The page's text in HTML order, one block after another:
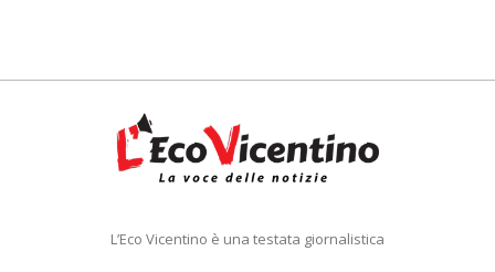
L’Eco Vicentino è una testata giornalistica